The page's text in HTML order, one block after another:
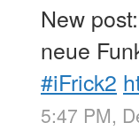
New
neue
#iFrick2
5:47 PM,